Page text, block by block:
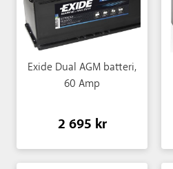
Exide Dual AGM batteri,
60 Amp
2 695 kr